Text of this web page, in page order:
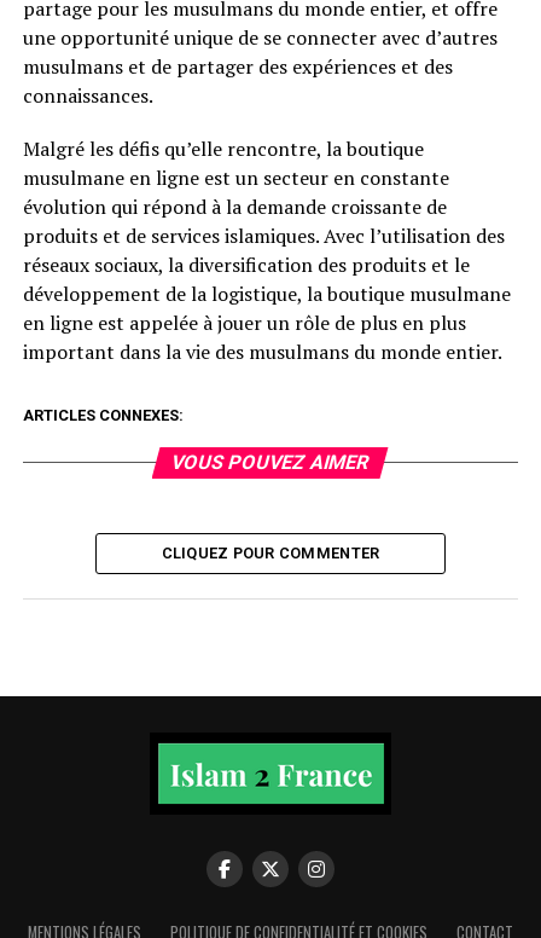
partage pour les musulmans du monde entier, et offre
une opportunité unique de se connecter avec d’autres
musulmans et de partager des expériences et des
connaissances.
Malgré les défis qu’elle rencontre, la boutique
musulmane en ligne est un secteur en constante
évolution qui répond à la demande croissante de
produits et de services islamiques. Avec l’utilisation des
réseaux sociaux, la diversification des produits et le
développement de la logistique, la boutique musulmane
en ligne est appelée à jouer un rôle de plus en plus
important dans la vie des musulmans du monde entier.
ARTICLES CONNEXES:
VOUS POUVEZ AIMER
CLIQUEZ POUR COMMENTER
MENTIONS LÉGALES POLITIQUE DE CONFIDENTIALITÉ ET COOKIES CONTACT